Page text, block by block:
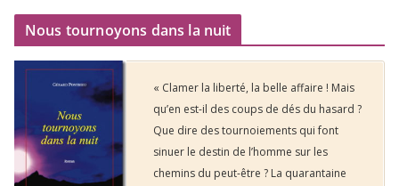
Nous tournoyons dans la nuit
« Clamer la liberté, la belle affaire ! Mais
qu’en est-il des coups de dés du hasard ?
Que dire des tournoiements qui font
sinuer le destin de l’homme sur les
chemins du peut-être ? La quarantaine